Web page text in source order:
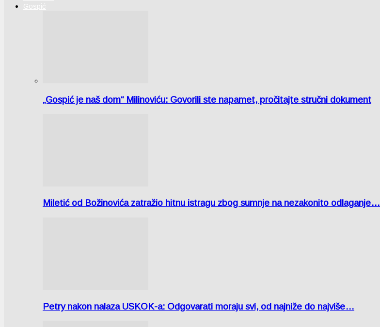
Gospić
„Gospić je naš dom“ Milinoviću: Govorili ste napamet, pročitajte stručni dokument
Miletić od Božinovića zatražio hitnu istragu zbog sumnje na nezakonito odlaganje…
Petry nakon nalaza USKOK-a: Odgovarati moraju svi, od najniže do najviše…